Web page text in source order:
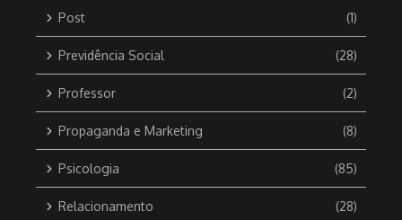
Post (1)
Previdência Social (28)
Professor (2)
Propaganda e Marketing (8)
Psicologia (85)
Relacionamento (28)